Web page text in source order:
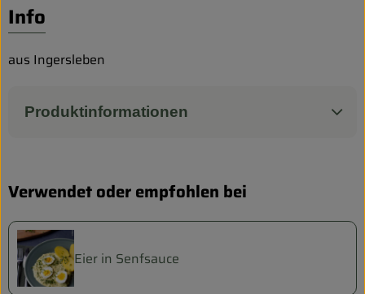
Firmenkunden
Info
aus Ingersleben
Produktinformationen
Verwendet oder empfohlen bei
Eier in Senfsauce